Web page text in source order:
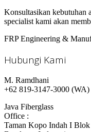
Konsultasikan kebutuhan
specialist kami akan
FRP Engineering &
Hubungi Kami
M. Ramdhani
+62 819-3147-3000 (WA)
Java Fiberglass
Office :
Taman Kopo Indah I